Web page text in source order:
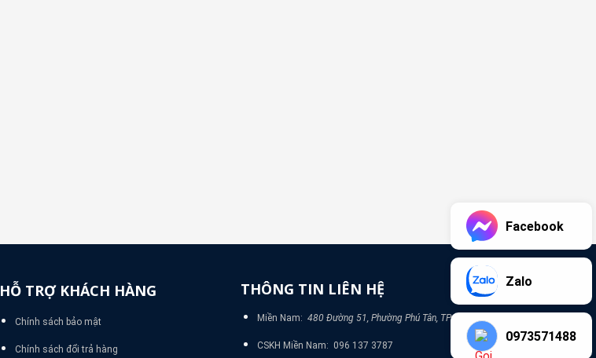
HỖ TRỢ KHÁCH HÀNG
Chính sách bảo mật
Chính sách đổi trả hàng
THÔNG TIN LIÊN HỆ
Miền Nam: 480 Đường 51, Phường Phú Tân, TP Bình Dương
CSKH Miền Nam: 096 137 3787
Facebook
Zalo
0973571488